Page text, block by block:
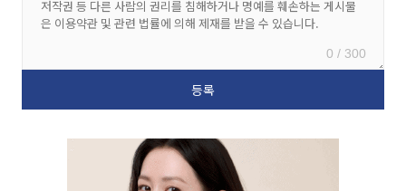
0 / 300